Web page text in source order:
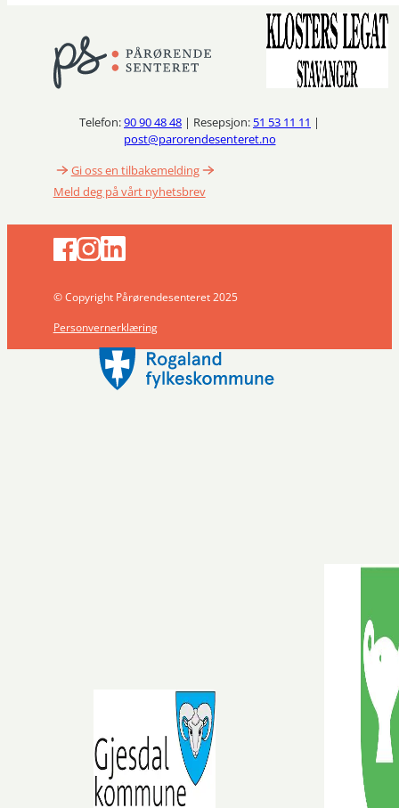
Telefon:90 90 48 48 | Resepsjon: 51 53 11 11 |
post@parorendesenteret.no
Gi oss en tilbakemelding
Meld deg på vårt nyhetsbrev
© Copyright Pårørendesenteret 2025
Personvernerklæring